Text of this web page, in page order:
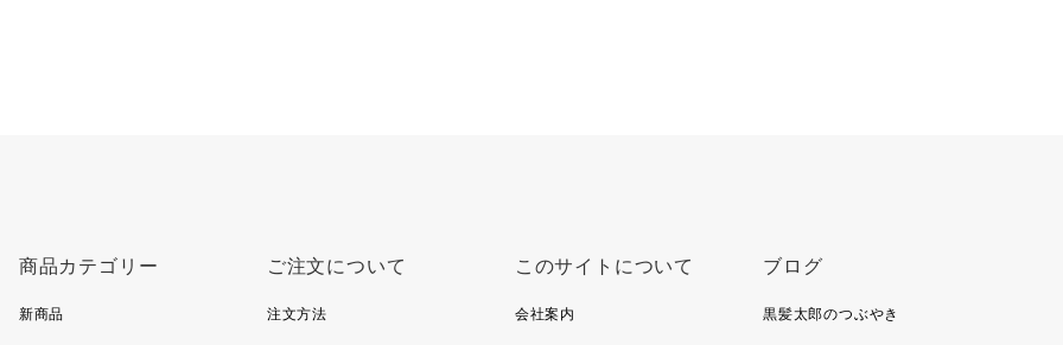
商品カテゴリー
新商品
ご注文について
注文方法
このサイトについて
会社案内
ブログ
黒髪太郎のつぶやき